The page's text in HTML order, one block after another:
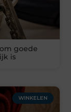
goede
is
WINKELEN